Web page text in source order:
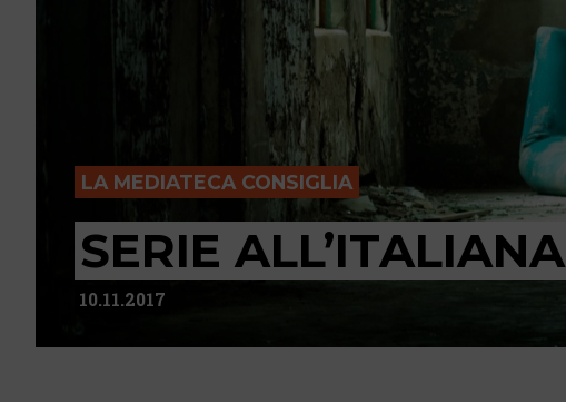
LA MEDIATECA CONSIGLIA
SERIE ALL’ITALIANA
10.11.2017